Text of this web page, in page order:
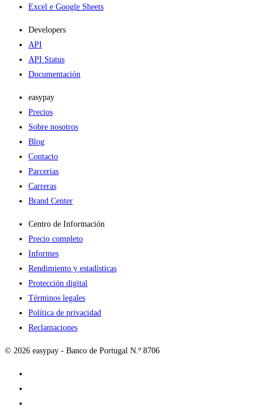
Excel e Google Sheets
Developers
API
API Status
Documentación
easypay
Precios
Sobre nosotros
Blog
Contacto
Parcerias
Carreras
Brand Center
Centro de Información
Precio completo
Informes
Rendimiento y estadísticas
Protección digital
Términos legales
Política de privacidad
Reclamaciones
© 2026 easypay - Banco de Portugal N.º 8706